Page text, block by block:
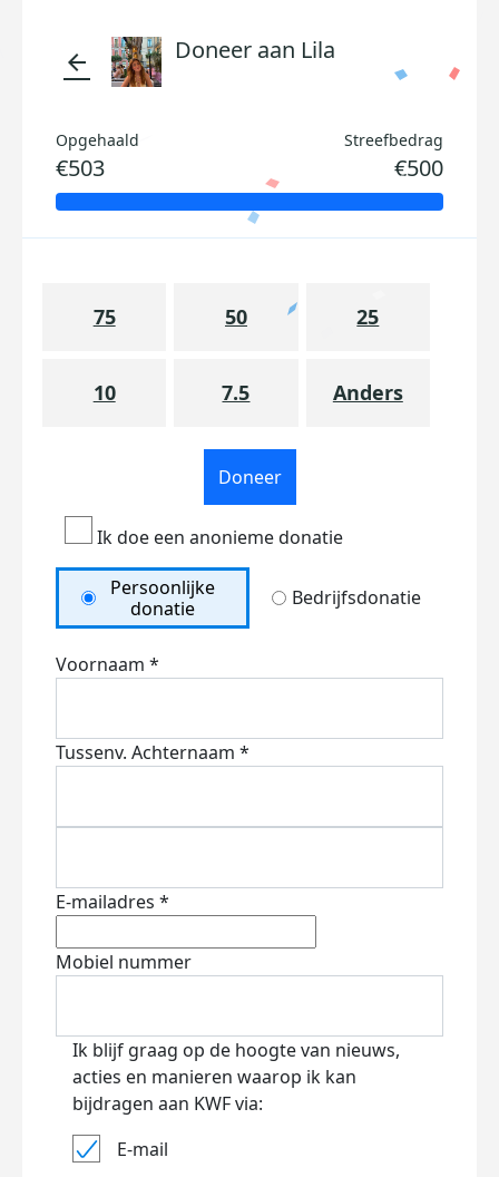
arrow_back Doneer aan Lila
Opgehaald
€503
Streefbedrag
€500
75 50 25
10 7.5 Anders
Doneer
Ik doe een anonieme donatie
Persoonlijke
donatie
Bedrijfsdonatie
Voornaam *
Tussenv. Achternaam *
E-mailadres *
Mobiel nummer
Ik blijf graag op de hoogte van nieuws,
acties en manieren waarop ik kan
bijdragen aan KWF via:
E-mail